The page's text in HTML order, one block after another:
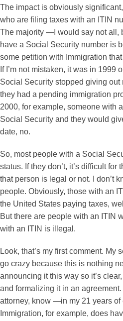
The impact is obviously
who are filing taxes with an ITIN
The majority —I would say not all,
have a Social Security number is
some petition with Immigration
If I’m not mistaken, it was in 1999
Social Security stopped giving
they had a pending immigration
2000, for example, someone with
Social Security and they would
date, no.
So, most people with a Social
status. If they don’t, it’s difficult
that person is legal or not. I don’t
people. Obviously, those with an
the United States paying taxes,
But there are people with an ITIN
with an ITIN is illegal.
Look, that’s my first comment. My
go crazy because this is nothing
announcing it this way so it’s
and formalizing it in an
attorney, know —in my 21 years
Immigration, for example, does